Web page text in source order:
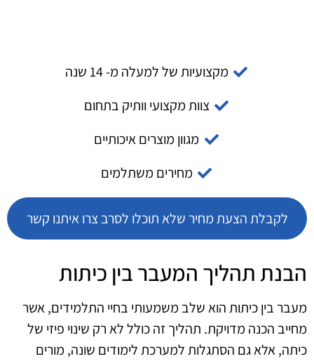
מקצועיות של למעלה מ- 14 שנה
צוות מקצועי וותיק בתחום
מגוון מוצרים איכותיים
מחירים משתלמים
לקבלת הצעת מחיר שלא תוכלו לסרב צרו איתנו קשר
הבנת תהליך המעבר בין כיתות
מעבר בין כיתות הוא שלב משמעותי בחיי התלמידים, אשר
מחייב הכנה מדויקת. תהליך זה כולל לא רק שינוי פיזי של
כיתה, אלא גם הסתגלות למערכת לימודים שונה, מורים